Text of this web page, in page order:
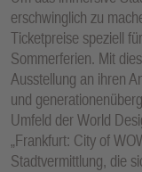
erschwinglich zu
Ticketpreise speziell
Sommerferien. Mit
Ausstellung an ihren
und
Umfeld der World
„Frankfurt: City of
Stadtvermittlung, die